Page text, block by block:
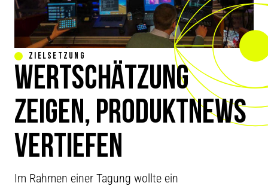
ZIELSETZUNG
WERTSCHÄTZUNG
ZEIGEN, PRODUKTNEWS
VERTIEFEN
TAGUNG
Im Rahmen einer Tagung wollte ein